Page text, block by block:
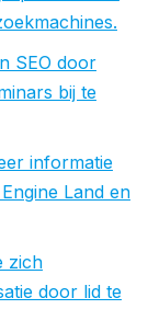
SEO door
bij te
informatie
Land en
zich
door lid te